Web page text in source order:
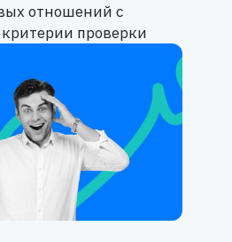
отношений с
проверки